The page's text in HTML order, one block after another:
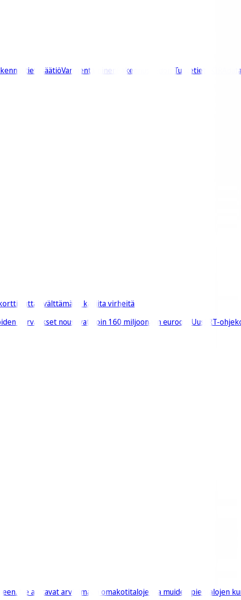
Varmentaminen Rakennustiedon Tuotetieto
auttaa välttämään kalliita virheitä
korvaukset nousevat noin 160 miljoonaan euroon. Uusi RT-
Ne auttavat arvioimaan omakotitalojen ja muiden pientalojen